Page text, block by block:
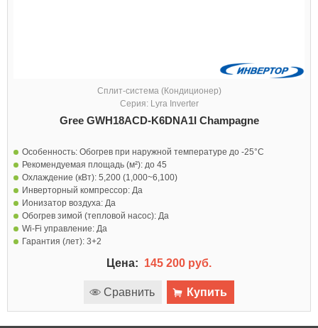
Сплит-система (Кондиционер)
Серия: Lyra Inverter
Gree GWH18ACD-K6DNA1I Champagne
Особенность: Обогрев при наружной температуре до -25°С
Рекомендуемая площадь (м²): до 45
Охлаждение (кВт): 5,200 (1,000~6,100)
Инверторный компрессор: Да
Ионизатор воздуха: Да
Обогрев зимой (тепловой насос): Да
Wi-Fi управление: Да
Гарантия (лет): 3+2
Цена: 145 200 руб.
Сравнить Купить